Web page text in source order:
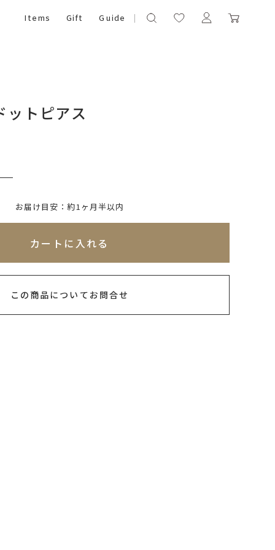
Items Gift Guide
ットピアス
※必ず選択ください
お届け目安：約1ヶ月半以内
カートに入れる
この商品についてお問合せ